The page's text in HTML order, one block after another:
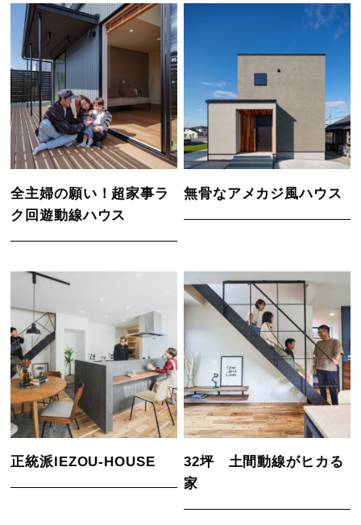
全主婦の願い！超家事ラ
ク回遊動線ハウス
無骨なアメカジ風ハウス
正統派IEZOU-HOUSE
32坪 土間動線がヒカる
家